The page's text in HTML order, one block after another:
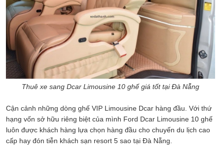
Thuê xe sang Dcar Limousine 10 ghế giá tốt tại Đà Nẵng
Cận cảnh những dòng ghế VIP Limousine Dcar hàng đầu. Với thứ
hạng vốn sở hữu riêng biệt của mình Ford Dcar Limousine 10 ghế
luôn được khách hàng lựa chọn hàng đầu cho chuyến du lịch cao
cấp hay đón tiễn khách sạn resort 5 sao tại Đà Nẵng.